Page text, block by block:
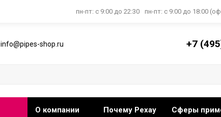
пн-пт: с 9:00 до 22:30 пн-пт: с 9:00 до 18:00
info@pipes-shop.ru +7
О компании Почему Рехау Сферы